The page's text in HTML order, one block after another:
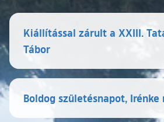
Kiállítással zárult a XXIII.
Tábor
Boldog születésnapot, Irénke